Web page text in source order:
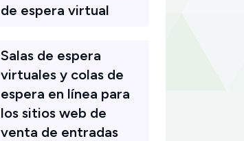
de espera virtual
Salas de espera
virtuales y colas de
espera en línea para
los sitios web de
venta de entradas